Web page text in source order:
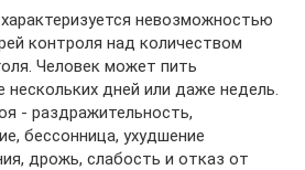
невозможностью
контроля над количеством
Человек может пить
нескольких дней или даже недель.
- раздражительность,
бессонница, ухудшение
дрожь, слабость и отказ от